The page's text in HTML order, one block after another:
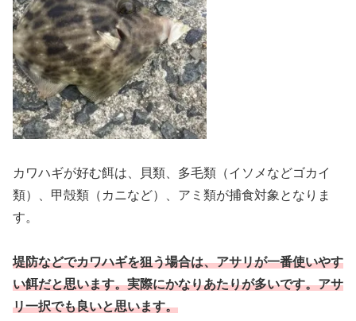
カワハギが好む餌は、貝類、多毛類（イソメなどゴカイ
類）、甲殻類（カニなど）、アミ類が捕食対象となりま
す。
堤防などでカワハギを狙う場合は、アサリが一番使いやす
い餌だと思います。実際にかなりあたりが多いです。アサ
リ一択でも良いと思います。